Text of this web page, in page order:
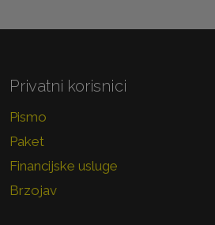
Privatni korisnici
Pismo
Paket
Financijske usluge
Brzojav